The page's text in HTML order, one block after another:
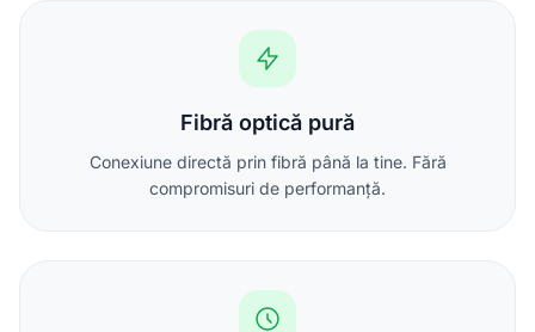
Fibră optică pură
Conexiune directă prin fibră până la tine. Fără
compromisuri de performanță.